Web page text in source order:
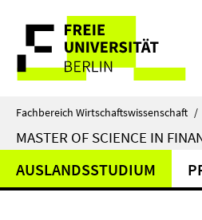
direkt
Inhalt
Service-
Navigation
Fachbereich Wirtschaftswissenschaft /
MASTER OF SCIENCE IN
AUSLANDSSTUDIUM